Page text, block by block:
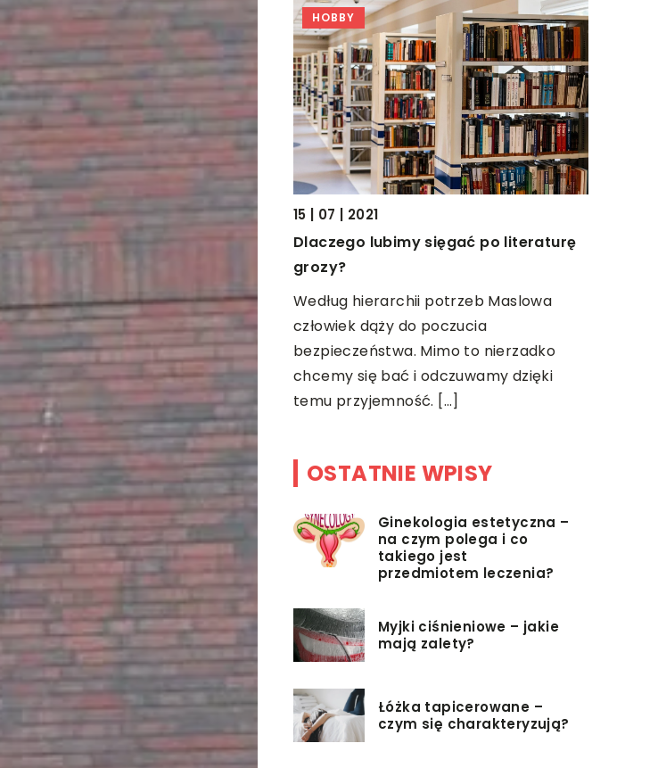
TECHNOLOGIE
| 03 | 2022
Naprawa odkurzacza czy wymiana
domowe czasami ulegają
może zepsuć się pojedynczy
albo cały układ lub system.
Wyrzucanie urządzeń i kupowanie
nowych […]
HOBBY
15 | 07 | 2021
Dlaczego lubimy sięgać po literaturę
grozy?
Według hierarchii potrzeb Maslowa
człowiek dąży do poczucia
bezpieczeństwa. Mimo to nierzadko
chcemy się bać i odczuwamy dzięki
temu przyjemność. […]
OSTATNIE WPISY
Ginekologia estetyczna –
na czym polega i co
takiego jest
przedmiotem leczenia?
Myjki ciśnieniowe – jakie
mają zalety?
Łóżka tapicerowane –
czym się charakteryzują?